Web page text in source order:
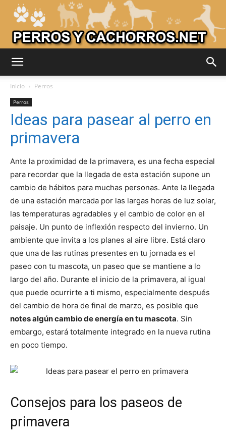
Perros
–
Razas
de
Perros
Inicio Perros
Perros
Ideas para pasear al perro en
primavera
Ante la proximidad de la primavera, es una fecha especial
para recordar que la llegada de esta estación supone un
cambio de hábitos para muchas personas. Ante la llegada
de una estación marcada por las largas horas de luz solar,
las temperaturas agradables y el cambio de color en el
paisaje. Un punto de inflexión respecto del invierno. Un
ambiente que invita a los planes al aire libre. Está claro
que una de las rutinas presentes en tu jornada es el
paseo con tu mascota, un paseo que se mantiene a lo
largo del año. Durante el inicio de la primavera, al igual
que puede ocurrirte a ti mismo, especialmente después
del cambio de hora de final de marzo, es posible que
notes algún cambio de energía en tu mascota. Sin
embargo, estará totalmente integrado en la nueva rutina
en poco tiempo.
Consejos para los paseos de
primavera